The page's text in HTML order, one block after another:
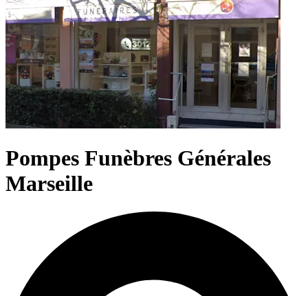
Pompes Funèbres Générales
Marseille